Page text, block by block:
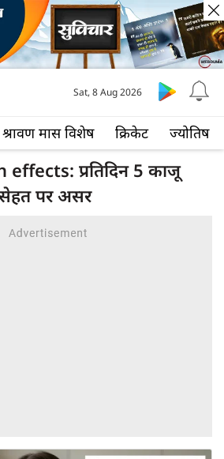
श्रावण मास विशेष क्रिकेट ज्योतिष
Sat, 8 Aug 2026
प्रतिदिन 5 काजू
पर असर